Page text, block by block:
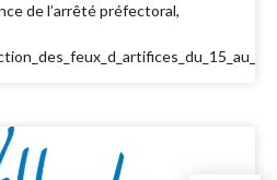
de l’arrêté préfectoral,